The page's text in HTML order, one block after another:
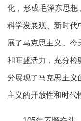
化，形成毛泽东思想
科学发展观、新时代
展了马克思主义。今
和旺盛活力，充分检
分展现了马克思主义
主义的开放性和时代